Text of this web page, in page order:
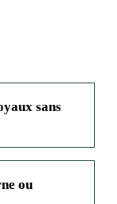
sans
ou